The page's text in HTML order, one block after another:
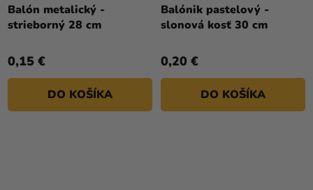
Balón metalický -
strieborný 28 cm
0,15 €
DO KOŠÍKA
Balónik pastelový -
slonová kosť 30 cm
0,20 €
DO KOŠÍKA